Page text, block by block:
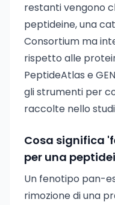
restanti vengono
peptideine, una
Consortium ma
rispetto alle
PeptideAtlas e
gli strumenti per
raccolte nello
Cosa significa
per una
Un fenotipo pan-
rimozione di una